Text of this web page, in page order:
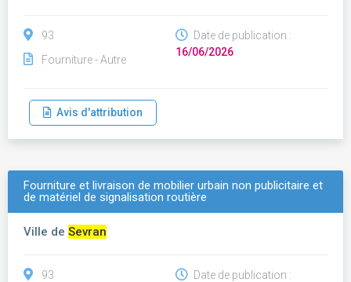
93
Fourniture - Autre
Date de publication :
16/06/2026
Avis d'attribution
Fourniture et livraison de mobilier urbain non publicitaire et
de matériel de signalisation routière
Ville de Sevran
93
Date de publication :